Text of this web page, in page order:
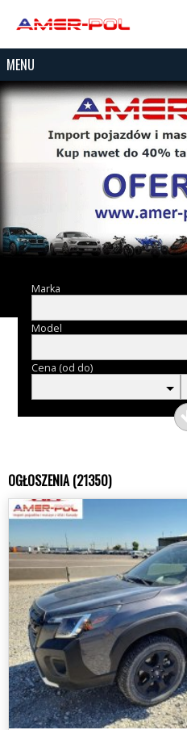
MENU
Marka
Model
Cena (od do)
OGŁOSZENIA (21350)